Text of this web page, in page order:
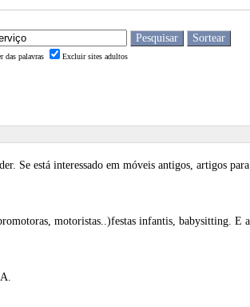
das palavras Excluir sites adultos
Se está interessado em móveis antigos, artigos
motoristas..)festas infantis, babysitting. E